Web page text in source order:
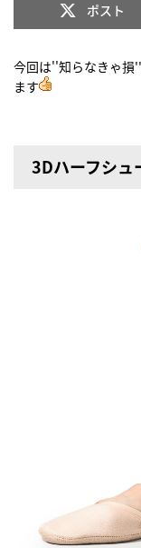
ポスト
今回は''知らなきゃ損
ます
3Dハーフシュ